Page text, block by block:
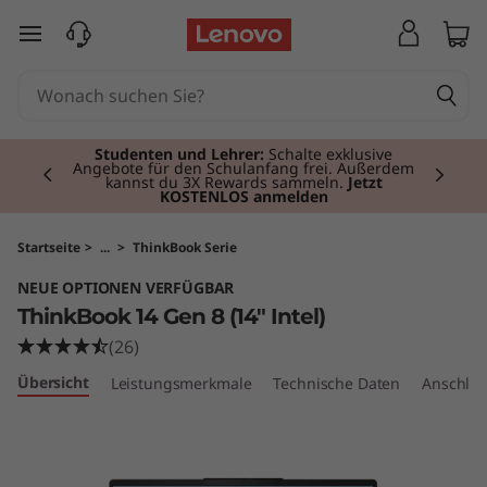
T
B
o
o
k
zum Hauptinhalt springen
Premium-TabletsI Persönlich, leistungsstark,
mobil.Jetzt kaufen.
Currently displaying item 3 of 3
Startseite > ... > ThinkBook Serie
NEUE OPTIONEN VERFÜGBAR
ThinkBook 14 Gen 8 (14" Intel)
(26)
Übersicht Leistungsmerkmale Technische Daten